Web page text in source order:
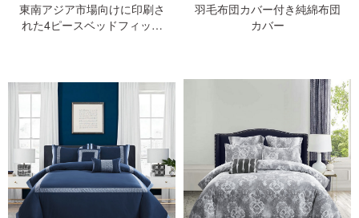
東南アジア市場向けに印刷さ
れた4ピースベッドフィット
羽毛布団カバー付き純綿布団
カバー